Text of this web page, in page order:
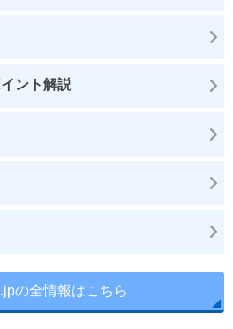
ント解説
の全情報はこちら